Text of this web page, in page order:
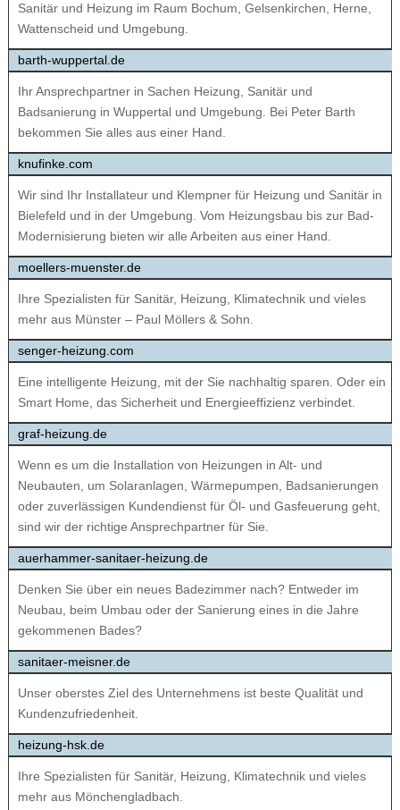
Sanitär und Heizung im Raum Bochum, Gelsenkirchen, Herne,
Wattenscheid und Umgebung.
barth-wuppertal.de
Ihr Ansprechpartner in Sachen Heizung, Sanitär und
Badsanierung in Wuppertal und Umgebung. Bei Peter Barth
bekommen Sie alles aus einer Hand.
knufinke.com
Wir sind Ihr Installateur und Klempner für Heizung und Sanitär in
Bielefeld und in der Umgebung. Vom Heizungsbau bis zur Bad-
Modernisierung bieten wir alle Arbeiten aus einer Hand.
moellers-muenster.de
Ihre Spezialisten für Sanitär, Heizung, Klimatechnik und vieles
mehr aus Münster – Paul Möllers & Sohn.
senger-heizung.com
Eine intelligente Heizung, mit der Sie nachhaltig sparen. Oder ein
Smart Home, das Sicherheit und Energieeffizienz verbindet.
graf-heizung.de
Wenn es um die Installation von Heizungen in Alt- und
Neubauten, um Solaranlagen, Wärmepumpen, Badsanierungen
oder zuverlässigen Kundendienst für Öl- und Gasfeuerung geht,
sind wir der richtige Ansprechpartner für Sie.
auerhammer-sanitaer-heizung.de
Denken Sie über ein neues Badezimmer nach? Entweder im
Neubau, beim Umbau oder der Sanierung eines in die Jahre
gekommenen Bades?
sanitaer-meisner.de
Unser oberstes Ziel des Unterneh­mens ist beste Qualität und
Kunden­zufriedenheit.
heizung-hsk.de
Ihre Spezialisten für Sanitär, Heizung, Klimatechnik und vieles
mehr aus Mönchengladbach.